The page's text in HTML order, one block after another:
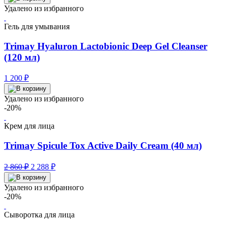
Удалено из избранного
Гель для умывания
Trimay Hyaluron Lactobionic Deep Gel Cleanser
(120 мл)
1 200 ₽
Удалено из избранного
-20%
Крем для лица
Trimay Spicule Tox Active Daily Cream (40 мл)
2 860₽ Первоначальная
цена
составляла
2
2 288 ₽Текущая
2
288 ₽.
Удалено из избранного
-20%
Сыворотка для лица